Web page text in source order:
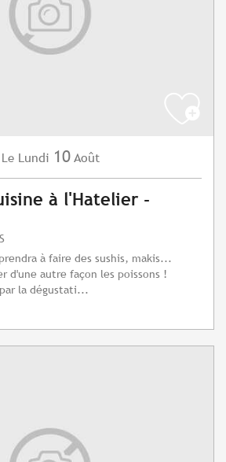
Le Lundi 10 Août
à l'Hatelier -
à faire des sushis, makis...
d'une autre façon les poissons !
la dégustati...